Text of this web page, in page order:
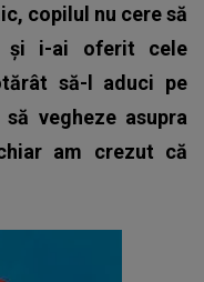
copilul nu cere să
și i-ai oferit cele
să-l aduci pe
vegheze asupra
am crezut că